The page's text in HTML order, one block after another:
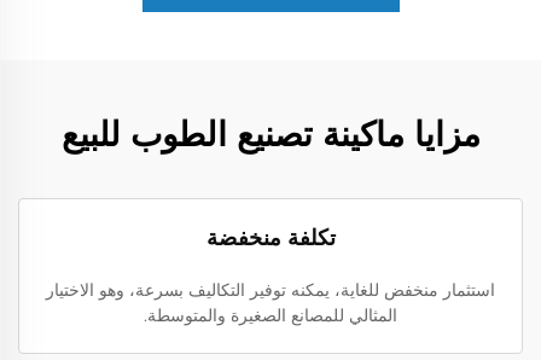
مزايا ماكينة تصنيع الطوب للبيع
تكلفة منخفضة
استثمار منخفض للغاية، يمكنه توفير التكاليف بسرعة، وهو الاختيار
المثالي للمصانع الصغيرة والمتوسطة.